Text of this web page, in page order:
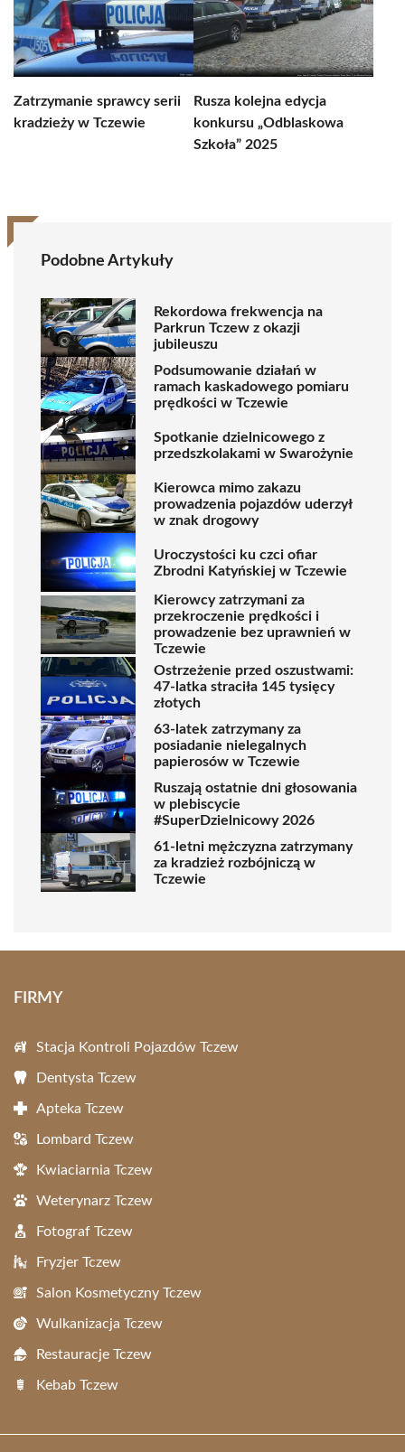
Zatrzymanie sprawcy serii
kradzieży w Tczewie
Rusza kolejna edycja
konkursu „Odblaskowa
Szkoła” 2025
Podobne Artykuły
Rekordowa frekwencja na
Parkrun Tczew z okazji
jubileuszu
Podsumowanie działań w
ramach kaskadowego pomiaru
prędkości w Tczewie
Spotkanie dzielnicowego z
przedszkolakami w Swarożynie
Kierowca mimo zakazu
prowadzenia pojazdów uderzył
w znak drogowy
Uroczystości ku czci ofiar
Zbrodni Katyńskiej w Tczewie
Kierowcy zatrzymani za
przekroczenie prędkości i
prowadzenie bez uprawnień w
Tczewie
Ostrzeżenie przed oszustwami:
47-latka straciła 145 tysięcy
złotych
63-latek zatrzymany za
posiadanie nielegalnych
papierosów w Tczewie
Ruszają ostatnie dni głosowania
w plebiscycie
#SuperDzielnicowy 2026
61-letni mężczyzna zatrzymany
za kradzież rozbójniczą w
Tczewie
FIRMY
Stacja Kontroli Pojazdów Tczew
Dentysta Tczew
Apteka Tczew
Lombard Tczew
Kwiaciarnia Tczew
Weterynarz Tczew
Fotograf Tczew
Fryzjer Tczew
Salon Kosmetyczny Tczew
Wulkanizacja Tczew
Restauracje Tczew
Kebab Tczew